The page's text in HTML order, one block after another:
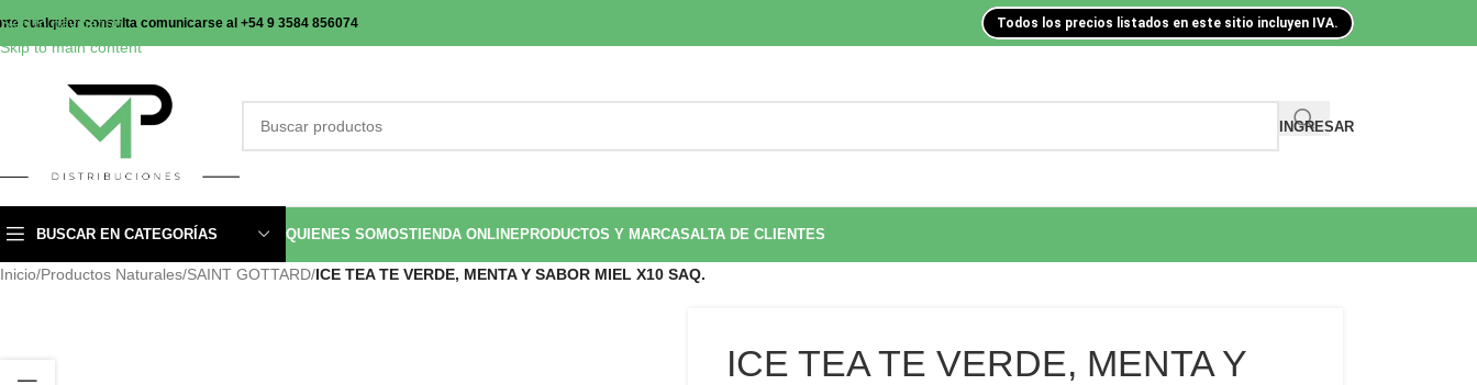
Skip to navigation
Skip to main content
cualquier consulta comunicarse al +54 9 3584 856074 Todos los precios listados en este sitio incluyen IVA.
INGRESAR
BUSCAR EN CATEGORÍAS QUIENES SOMOSTIENDA ONLINEPRODUCTOS Y MARCASALTA DE CLIENTES
Inicio/Productos Naturales/SAINT GOTTARD/ICE TEA TE VERDE, MENTA Y SABOR MIEL X10 SAQ.
ICE TEA TE VERDE, MENTA Y